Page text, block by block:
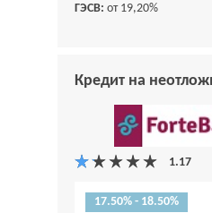
ГЭСВ: от 19,20%
Кредит на
17.50% - 18.50%